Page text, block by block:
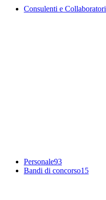
Consulenti e Collaboratori
Personale93
Bandi di concorso15